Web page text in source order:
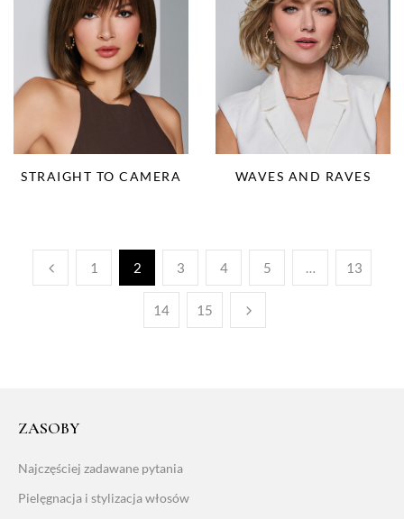
STRAIGHT TO CAMERA WAVES AND RAVES
1 2 3 4 5 … 13
14 15
ZASOBY
Najczęściej zadawane pytania
Pielęgnacja i stylizacja włosów